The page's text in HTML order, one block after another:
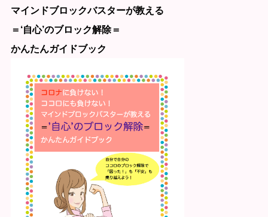
マインドブロックバスターが教える
＝‘自心’のブロック解除＝
かんたんガイドブック